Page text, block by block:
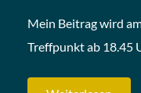
Mein Beitrag wird
Treffpunkt ab 18.45